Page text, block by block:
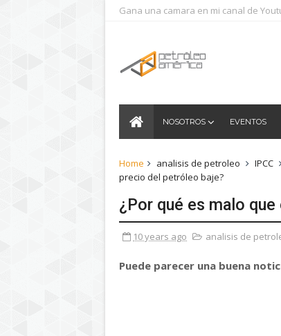
Gana una camara en mi canal de
NOSOTROS EVENTOS
Home analisis de petroleo IPCC
precio del petróleo baje?
¿Por qué es malo
10 years ago analisis de
Puede parecer una buena